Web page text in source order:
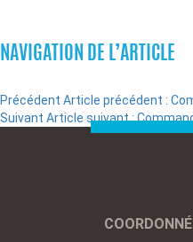
NAVIGATION DE L’ARTICLE
Précédent Article précédent :
Suivant Article suivant :